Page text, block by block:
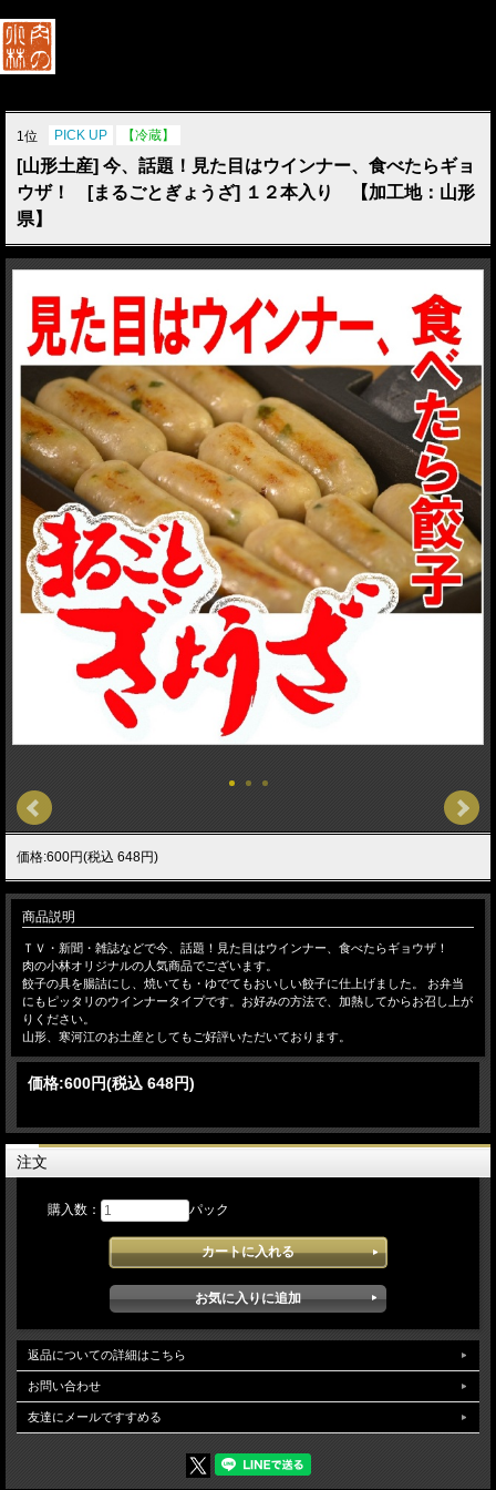
1位 PICK UP 【冷蔵】
[山形土産] 今、話題！見た目はウインナー、食べたらギョ
ウザ！ [まるごとぎょうざ] １２本入り 【加工地：山形
県】
価格:600円(税込 648円)
商品説明
ＴＶ・新聞・雑誌などで今、話題！見た目はウインナー、食べたらギョウザ！
肉の小林オリジナルの人気商品でございます。
餃子の具を腸詰にし、焼いても・ゆでてもおいしい餃子に仕上げました。 お弁当
にもピッタリのウインナータイプです。お好みの方法で、加熱してからお召し上が
りください。
山形、寒河江のお土産としてもご好評いただいております。
価格:600円(税込 648円)
注文
購入数： パック
返品についての詳細はこちら
お問い合わせ
友達にメールですすめる